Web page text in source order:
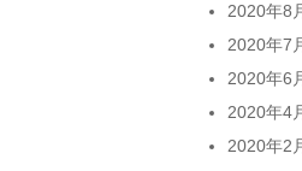
2020年8
2020年7
2020年6
2020年4
2020年2